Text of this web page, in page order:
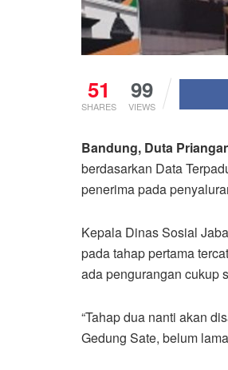
51
SHARES
99
VIEWS
Bandung, Duta
berdasarkan Data
penerima pada
Kepala Dinas Sosial
pada tahap pertama
ada pengurangan cukup
“Tahap dua nanti akan
Gedung Sate, belum